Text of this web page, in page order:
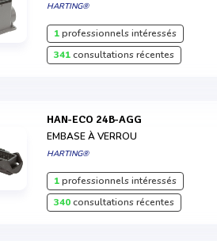
HARTING®
1professionnels intéressés
341consultations récentes
HAN-ECO 24B-AGG
EMBASE À VERROU
HARTING®
1professionnels intéressés
340consultations récentes